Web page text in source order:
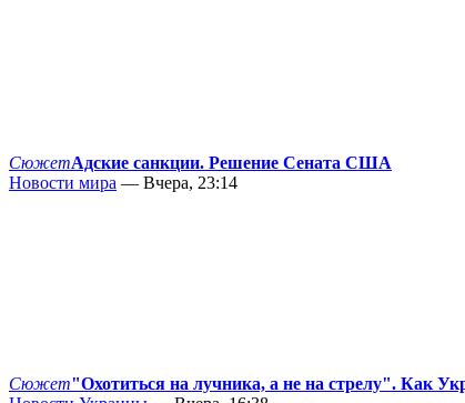
СюжетАдские санкции. Решение Сената США
Новости мира — Вчера, 23:14
Сюжет"Охотиться на лучника, а не на стрелу". Как